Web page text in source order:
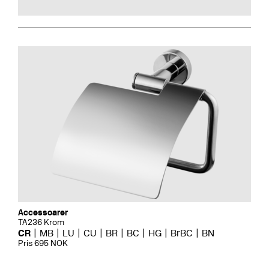
Accessoarer
TA236 Krom
CR MB LU CU BR BC HG BrBC BN
Pris 695 NOK